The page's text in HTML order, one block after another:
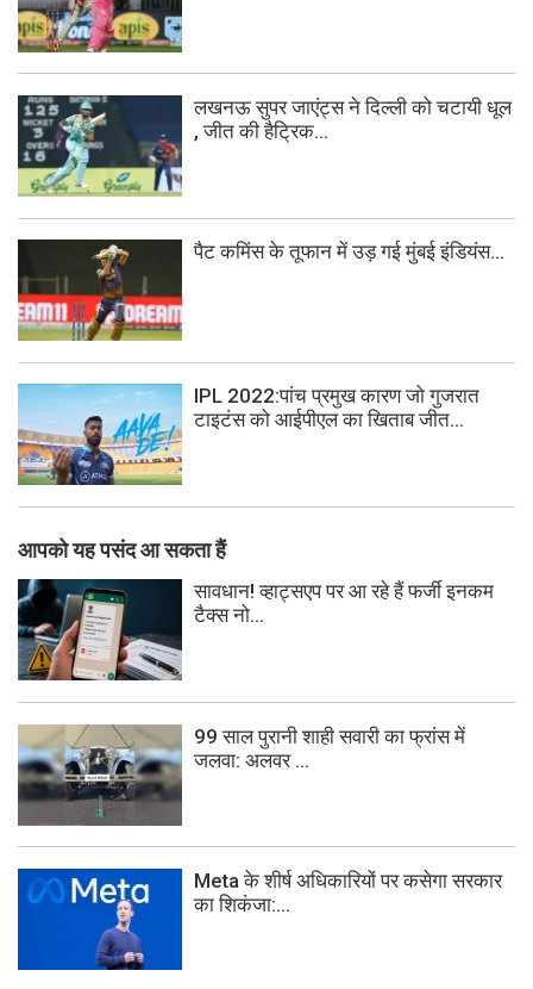
लखनऊ सुपर जाएंट्स ने दिल्ली को चटायी धूल
, जीत की हैट्रिक...
पैट कमिंस के तूफान में उड़ गई मुंबई इंडियंस...
IPL 2022:पांच प्रमुख कारण जो गुजरात
टाइटंस को आईपीएल का खिताब जीत...
आपको यह पसंद आ सकता हैं
सावधान! व्हाट्सएप पर आ रहे हैं फर्जी इनकम
टैक्स नो...
99 साल पुरानी शाही सवारी का फ्रांस में
जलवा: अलवर ...
Meta के शीर्ष अधिकारियों पर कसेगा सरकार
का शिकंजा:...